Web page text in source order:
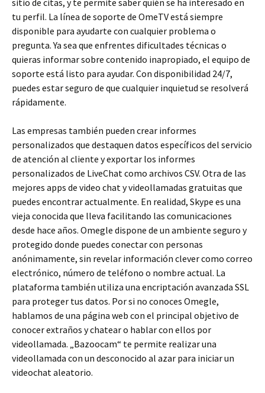
sitio de citas, y te permite saber quién se ha interesado en
tu perfil. La línea de soporte de OmeTV está siempre
disponible para ayudarte con cualquier problema o
pregunta. Ya sea que enfrentes dificultades técnicas o
quieras informar sobre contenido inapropiado, el equipo de
soporte está listo para ayudar. Con disponibilidad 24/7,
puedes estar seguro de que cualquier inquietud se resolverá
rápidamente.
Las empresas también pueden crear informes
personalizados que destaquen datos específicos del servicio
de atención al cliente y exportar los informes
personalizados de LiveChat como archivos CSV. Otra de las
mejores apps de video chat y videollamadas gratuitas que
puedes encontrar actualmente. En realidad, Skype es una
vieja conocida que lleva facilitando las comunicaciones
desde hace años. Omegle dispone de un ambiente seguro y
protegido donde puedes conectar con personas
anónimamente, sin revelar información clever como correo
electrónico, número de teléfono o nombre actual. La
plataforma también utiliza una encriptación avanzada SSL
para proteger tus datos. Por si no conoces Omegle,
hablamos de una página web con el principal objetivo de
conocer extraños y chatear o hablar con ellos por
videollamada. „Bazoocam“ te permite realizar una
videollamada con un desconocido al azar para iniciar un
videochat aleatorio.